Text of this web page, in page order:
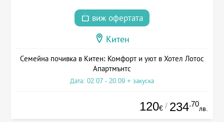
виж офертата
Китен
Семейна почивка в Китен: Комфорт и уют в Хотел Лотос
Апартмънтс
Дата: 02.07 - 20.09 + закуска
120€ / 234.70
лв.